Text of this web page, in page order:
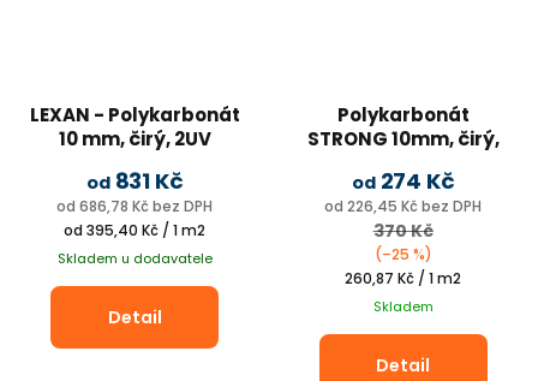
LEXAN - Polykarbonát
10 mm, čirý, 2UV
od 686,78 Kč bez DPH
od831 Kč
Měrná
cena:
od 395,40 Kč / 1 m2
Skladem u dodavatele
Detail
Polykarbonát
STRONG 10mm, čirý,
na pergoly a přístřešky
od 226,45 Kč bez DPH
od274 Kč
370 Kč
(–25 %)
Měrná
cena:
260,87 Kč / 1 m2
Skladem
Detail